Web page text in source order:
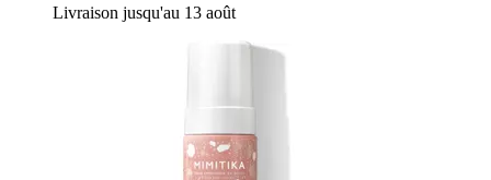
Livraison jusqu'au 13 août